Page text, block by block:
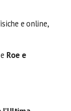
e online,
Roe e